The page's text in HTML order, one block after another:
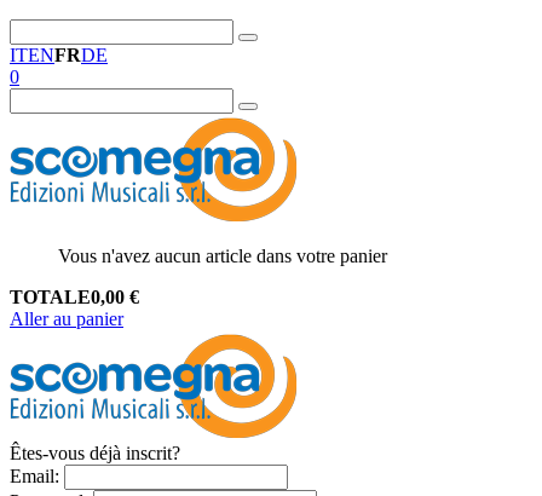
ITENFRDE
0
Vous n'avez aucun article dans votre panier
TOTALE0,00 €
Aller au panier
Êtes-vous déjà inscrit?
Email: